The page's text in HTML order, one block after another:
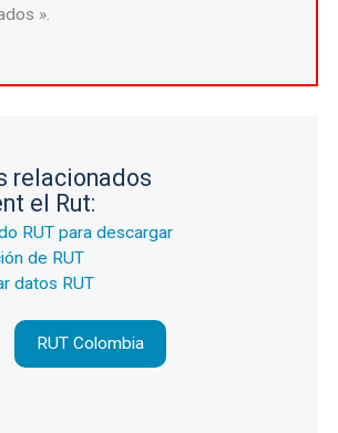
».
relacionados
el Rut:
RUT para descargar
de RUT
datos RUT
RUT Colombia